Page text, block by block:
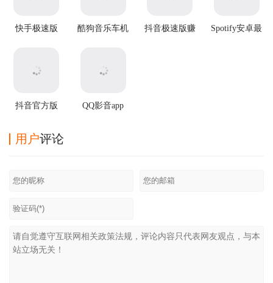
快手极速版
酷狗音乐车机
抖音极速版赚
Spotify安卓最
抖音官方版 QQ影音app
用户评论